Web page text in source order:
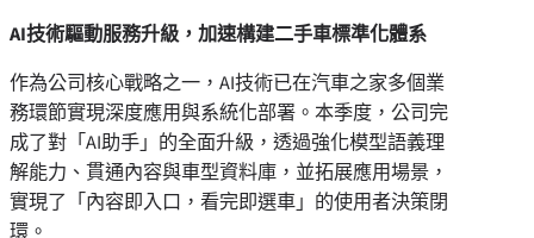
AI技術驅動服務升級，加速構建二手車標準化體系
作為公司核心戰略之一，AI技術已在汽車之家多個業
務環節實現深度應用與系統化部署。本季度，公司完
成了對「AI助手」的全面升級，透過強化模型語義理
解能力、貫通內容與車型資料庫，並拓展應用場景，
實現了「內容即入口，看完即選車」的使用者決策閉
環。